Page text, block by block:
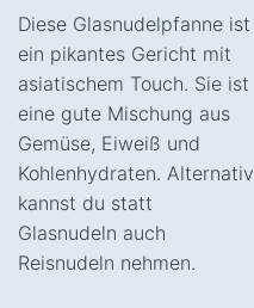
Diese Glasnudelpfanne ist
ein pikantes Gericht mit
asiatischem Touch. Sie ist
eine gute Mischung aus
Gemüse, Eiweiß und
Kohlenhydraten. Alternativ
kannst du statt
Glasnudeln auch
Reisnudeln nehmen.